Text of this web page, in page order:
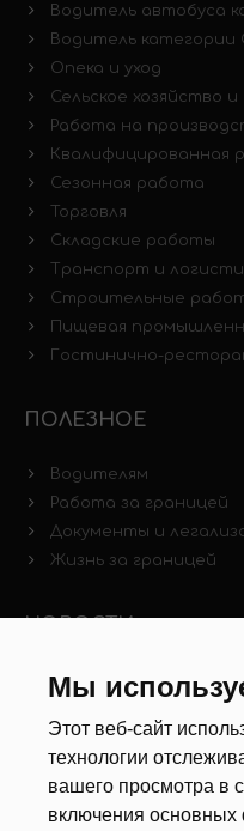
Мы
Этот веб-сайт
технологии
вашего просмотра в
включения основных
Водитель автобуса
Водитель категории
Опека и уход
Сельское хозяйство
Работа на
Квалифицированная
Сезонная работа
Торговля
Складские работы
Транспорт и
Строительные
Пищевая
Гостинично-
ПОЛЕЗНОЕ
Водителям
Работа за границей
Документы и
Жизнь за границей
НОВОСТИ
Новости рынка труда
Анкета